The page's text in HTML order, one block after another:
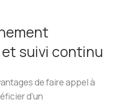
suivi continu
de faire appel à
d’un